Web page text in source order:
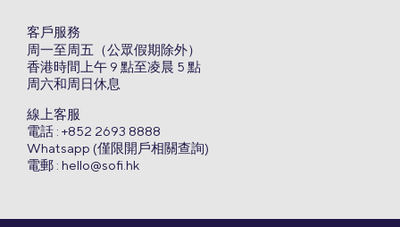
客戶服務
周一至周五（公眾假期除外）
香港時間上午 9 點至凌晨 5 點
周六和周日休息
線上客服
電話 : +852 2693 8888
Whatsapp (僅限開戶相關查詢)
電郵 : hello@sofi.hk